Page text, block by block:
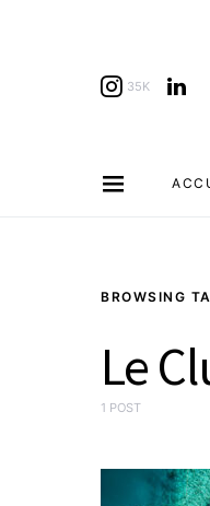
35K
BROWSING
Le
1 POST